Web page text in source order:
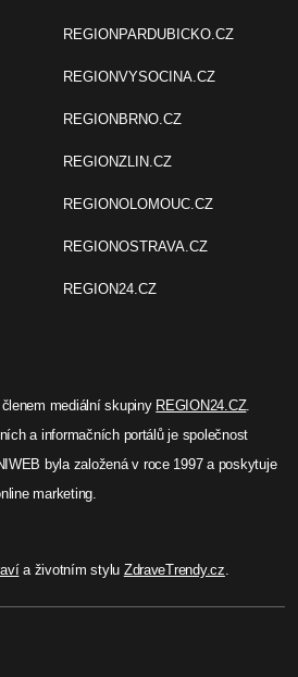
REGIONPARDUBICKO.CZ
REGIONVYSOCINA.CZ
REGIONBRNO.CZ
REGIONZLIN.CZ
REGIONOLOMOUC.CZ
REGIONOSTRAVA.CZ
REGION24.CZ
mediální skupiny REGION24.CZ.
a informačních portálů je společnost
byla založená v roce 1997 a poskytuje
marketing.
a životním stylu ZdraveTrendy.cz.